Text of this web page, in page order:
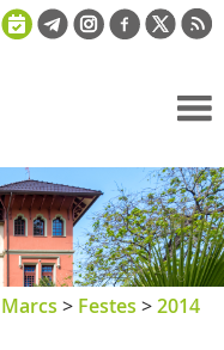
Marcs > Festes >2014